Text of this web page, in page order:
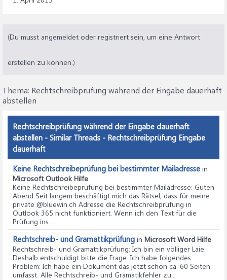
(Du musst angemeldet oder registriert sein, um eine Antwort
erstellen zu können.)
Thema: Rechtschreibprüfung während der Eingabe dauerhaft
abstellen
Rechtschreibprüfung während der Eingabe dauerhaft
abstellen - Similar Threads - Rechtschreibprüfung Eingabe
dauerhaft
Keine Rechtschreibeprüfung bei bestimmter Mailadresse in
Microsoft Outlook Hilfe
Keine Rechtschreibeprüfung bei bestimmter Mailadresse: Guten
Abend Seit langem beschäftigt mich das Rätsel, dass für meine
private @bluewin.ch Adresse die Rechtschreibprüfung in
Outlook 365 nicht funktioniert. Wenn ich den Text für die
Prüfung ins...
Rechtschreib- und Gramattikprüfung in Microsoft Word Hilfe
Rechtschreib- und Gramattikprüfung: Ich bin ein völliger Laie.
Deshalb entschuldigt bitte die Frage. Ich habe folgendes
Problem: Ich habe ein Dokument das jetzt schon ca. 60 Seiten
umfasst. Alle Rechtschreib- und Gramatikfehler zu...